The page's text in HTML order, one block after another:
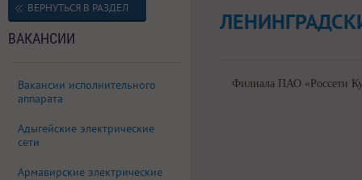
Филиала ПАО «Россети
ВЕРНУТЬСЯ В РАЗДЕЛ
ВАКАНСИИ
Вакансии исполнительного
аппарата
Адыгейские электрические
сети
Армавирские электрические